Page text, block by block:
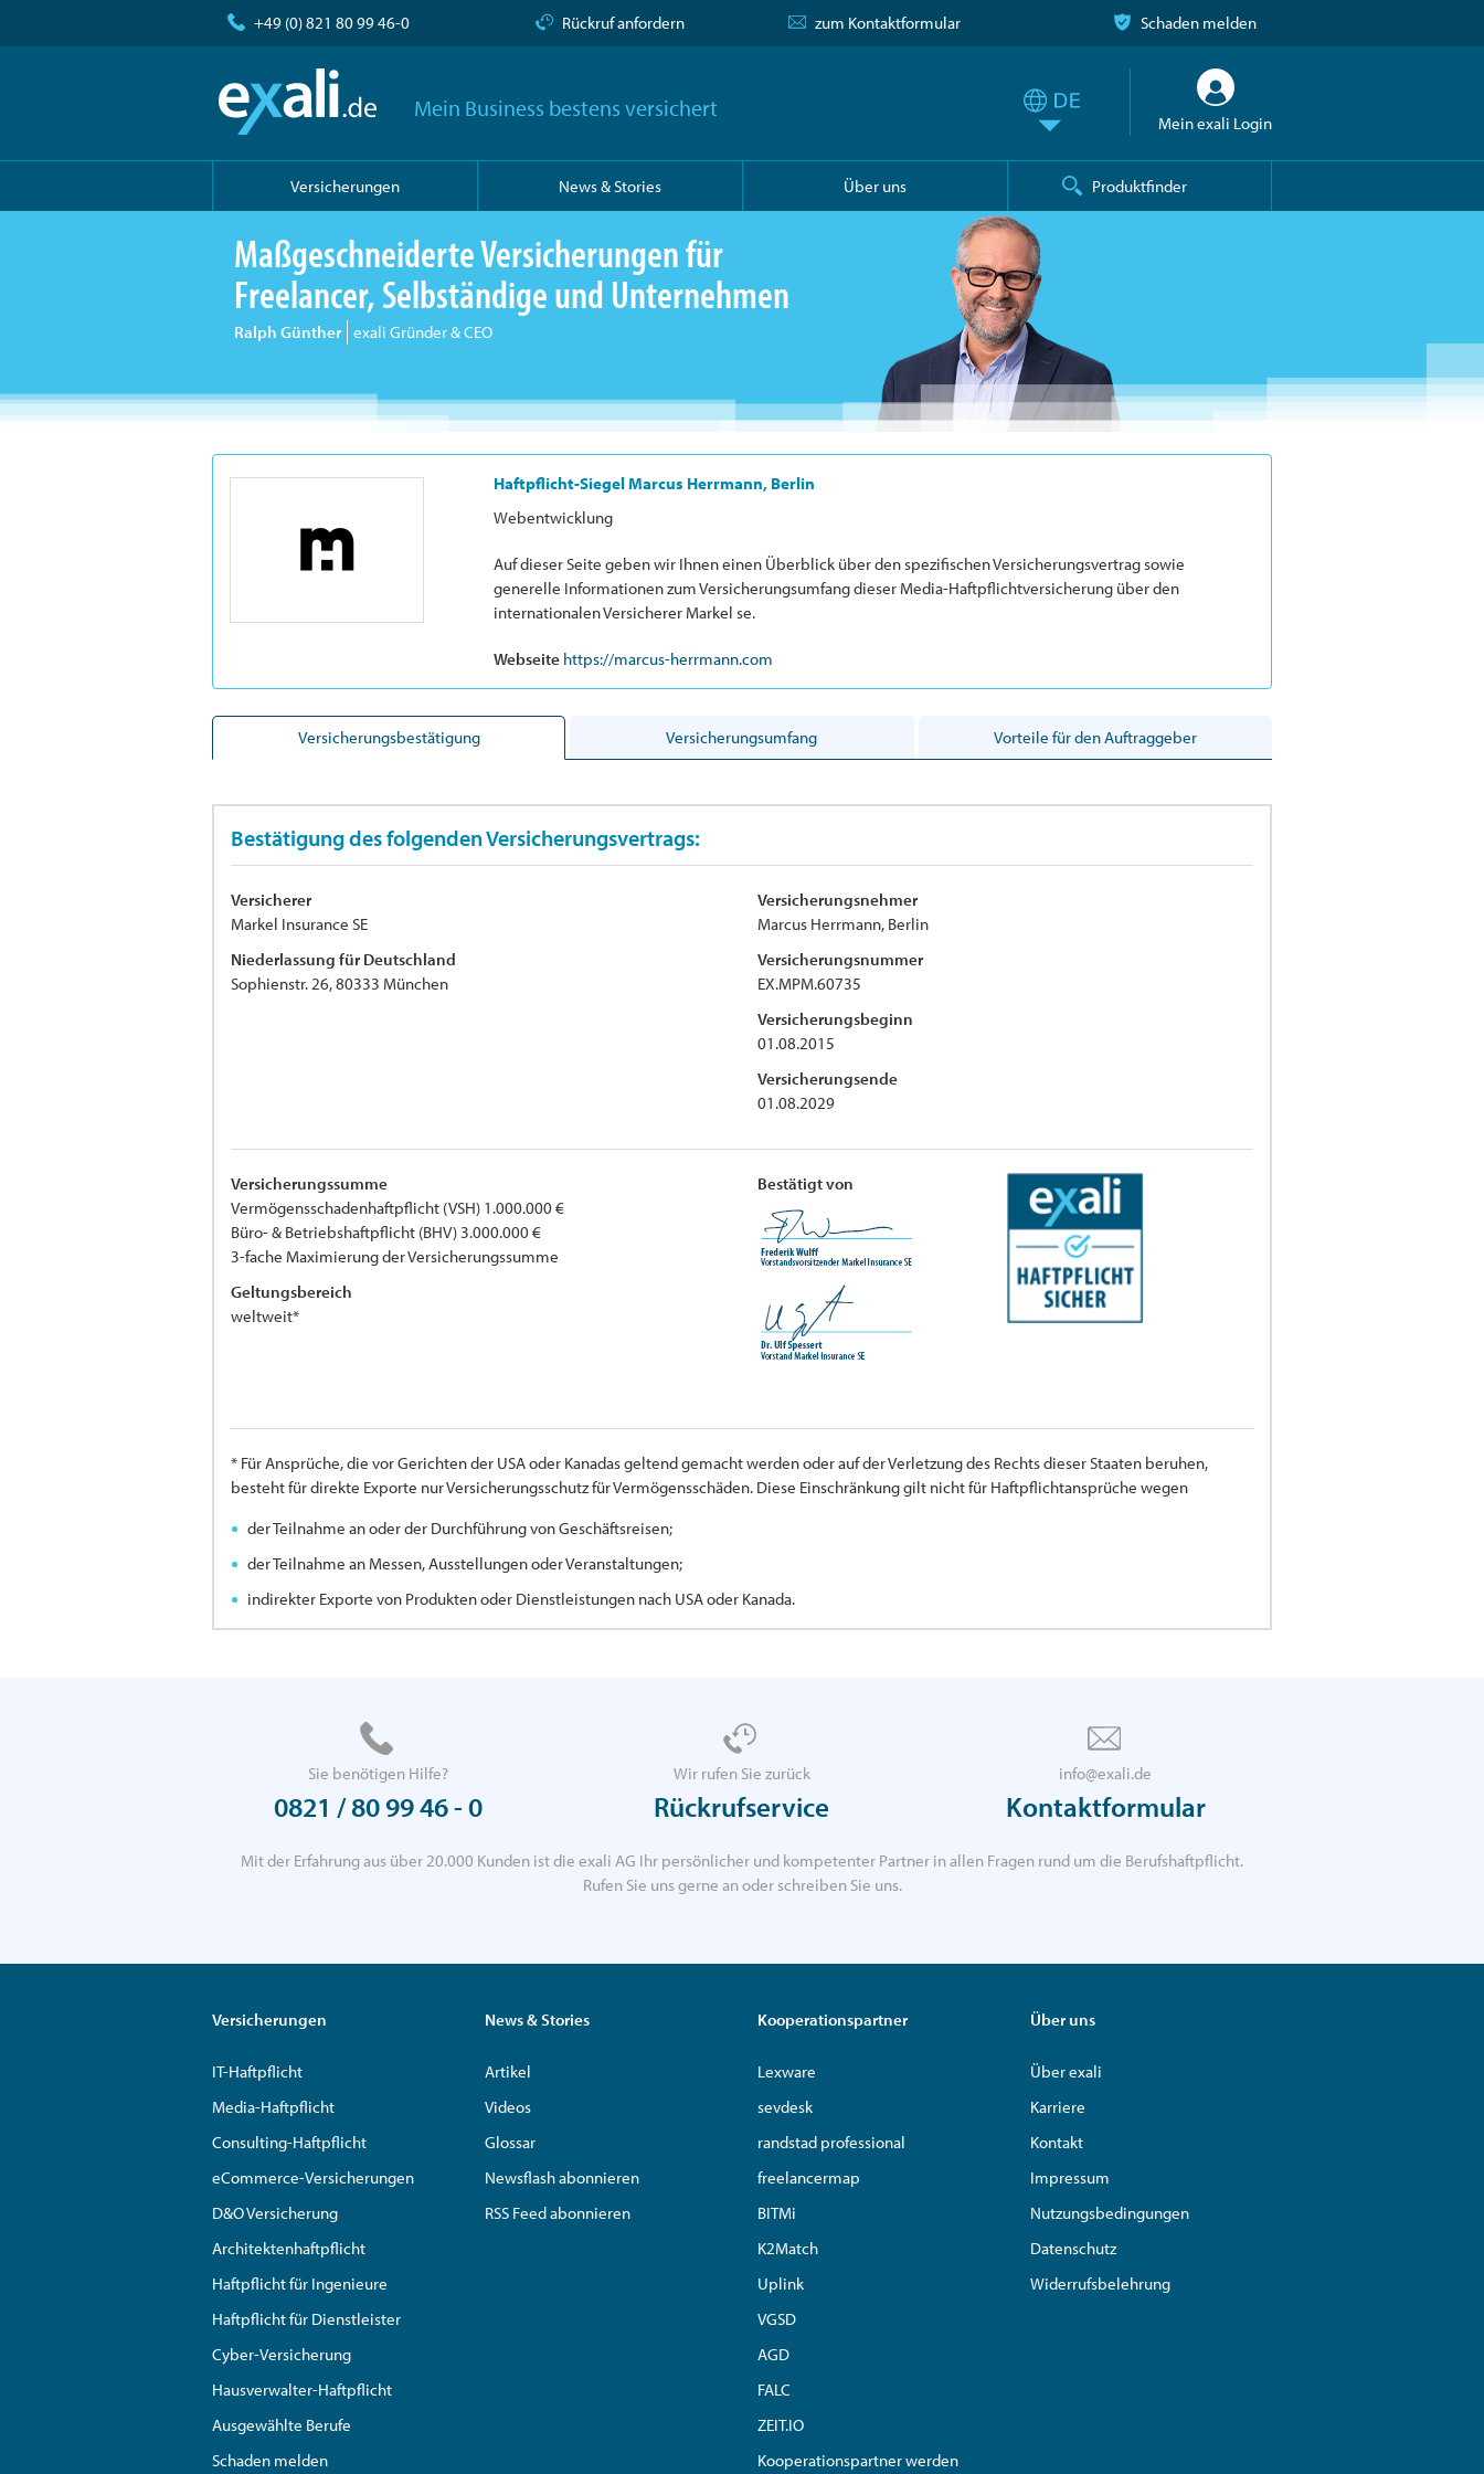
+49 (0) 821 80 99 46-0 Rückruf anfordern zum Kontaktformular Schaden melden
Mein Business bestens versichert
Mein exali Login
Versicherungen News & Stories Über uns Produktfinder
Maßgeschneiderte Versicherungen für
Freelancer, Selbständige und Unternehmen
Ralph Günther exali Gründer & CEO
Haftpflicht-Siegel Marcus Herrmann, Berlin
Webentwicklung
Auf dieser Seite geben wir Ihnen einen Überblick über den spezifischen Versicherungsvertrag sowie
generelle Informationen zum Versicherungsumfang dieser Media-Haftpflichtversicherung über den
internationalen Versicherer Markel se.
Webseite https://marcus-herrmann.com
Versicherungsbestätigung Versicherungsumfang Vorteile für den Auftraggeber
Bestätigung des folgenden Versicherungsvertrags:
Versicherer
Markel Insurance SE
Niederlassung für Deutschland
Sophienstr. 26, 80333 München
Versicherungsnehmer
Marcus Herrmann, Berlin
Versicherungsnummer
EX.MPM.60735
Versicherungsbeginn
01.08.2015
Versicherungsende
01.08.2029
Versicherungssumme
Vermögensschadenhaftpflicht (VSH) 1.000.000 €
Büro- & Betriebshaftpflicht (BHV) 3.000.000 €
3-fache Maximierung der Versicherungssumme
Geltungsbereich
weltweit*
Bestätigt von
* Für Ansprüche, die vor Gerichten der USA oder Kanadas geltend gemacht werden oder auf der Verletzung des Rechts dieser Staaten beruhen,
besteht für direkte Exporte nur Versicherungsschutz für Vermögensschäden. Diese Einschränkung gilt nicht für Haftpflichtansprüche wegen
der Teilnahme an oder der Durchführung von Geschäftsreisen;
der Teilnahme an Messen, Ausstellungen oder Veranstaltungen;
indirekter Exporte von Produkten oder Dienstleistungen nach USA oder Kanada.
Sie benötigen Hilfe?
0821 / 80 99 46 - 0
Wir rufen Sie zurück
Rückrufservice
info@exali.de
Kontaktformular
Mit der Erfahrung aus über 20.000 Kunden ist die exali AG Ihr persönlicher und kompetenter Partner in allen Fragen rund um die Berufshaftpflicht.
Rufen Sie uns gerne an oder schreiben Sie uns.
Versicherungen
IT-Haftpflicht
Media-Haftpflicht
Consulting-Haftpflicht
eCommerce-Versicherungen
D&O Versicherung
Architektenhaftpflicht
Haftpflicht für Ingenieure
Haftpflicht für Dienstleister
Cyber-Versicherung
Hausverwalter-Haftpflicht
Ausgewählte Berufe
Schaden melden
News & Stories
Artikel
Videos
Glossar
Newsflash abonnieren
RSS Feed abonnieren
Kooperationspartner
Lexware
sevdesk
randstad professional
freelancermap
BITMi
K2Match
Uplink
VGSD
AGD
FALC
ZEIT.IO
Kooperationspartner werden
Über uns
Über exali
Karriere
Kontakt
Impressum
Nutzungsbedingungen
Datenschutz
Widerrufsbelehrung